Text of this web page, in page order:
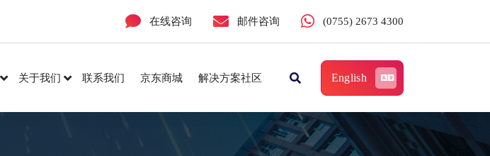
在线咨询 邮件咨询 (0755) 2673 4300
关于我们 联系我们 京东商城 解决方案社区 English